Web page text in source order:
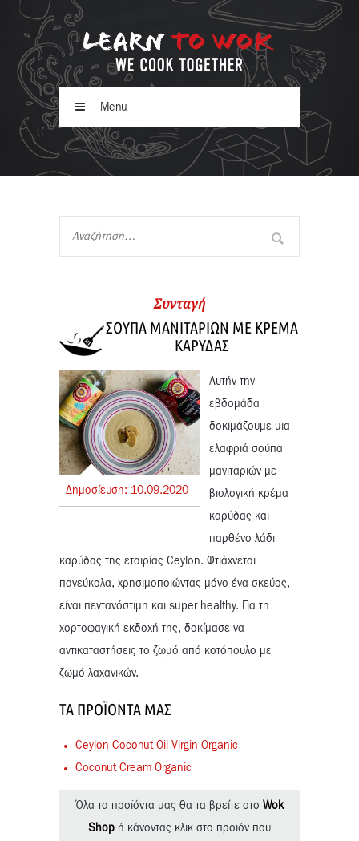
Menu
Συνταγή
ΣΟΥΠΑ ΜΑΝΙΤΑΡΙΩΝ ΜΕ ΚΡΕΜΑ
ΚΑΡΥΔΑΣ
Δημοσίευση: 10.09.2020
Αυτήν την
εβδομάδα
δοκιμάζουμε μια
ελαφριά σούπα
μανιταριών με
βιολογική κρέμα
καρύδας και
παρθένο λάδι
καρύδας της εταιρίας Ceylon. Φτιάχνεται
πανεύκολα, χρησιμοποιώντας μόνο ένα σκεύος,
είναι πεντανόστιμη και super healthy. Για τη
χορτοφαγική εκδοχή της, δοκίμασε να
αντικαταστήσεις το ζωμό από κοτόπουλο με
ζωμό λαχανικών.
ΤΑ ΠΡΟΪΌΝΤΑ ΜΑΣ
Ceylon Coconut Oil Virgin Organic
Coconut Cream Organic
Όλα τα προϊόντα μας θα τα βρείτε στο Wok
Shop ή κάνοντας κλικ στο προϊόν που